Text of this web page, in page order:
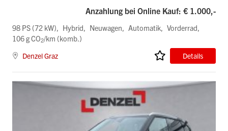
Anzahlung bei Online Kauf: € 1.000,-
98 PS (72 kW) Hybrid Neuwagen Automatik
Vorderrad
106 g CO2/km (komb.)
Denzel Graz
Details